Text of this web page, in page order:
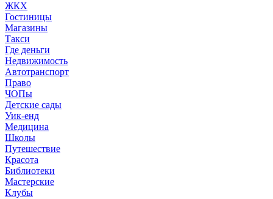
ЖКХ
Гостиницы
Магазины
Такси
Где деньги
Недвижимость
Автотранспорт
Право
ЧОПы
Детские сады
Уик-енд
Медицина
Школы
Путешествие
Красота
Библиотеки
Мастерские
Клубы